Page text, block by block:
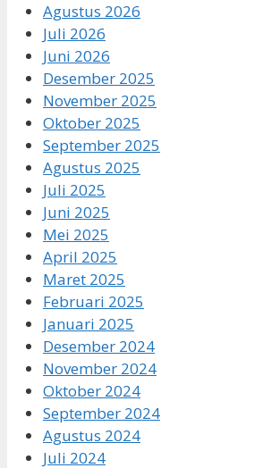
Agustus 2026
Juli 2026
Juni 2026
Desember 2025
November 2025
Oktober 2025
September 2025
Agustus 2025
Juli 2025
Juni 2025
Mei 2025
April 2025
Maret 2025
Februari 2025
Januari 2025
Desember 2024
November 2024
Oktober 2024
September 2024
Agustus 2024
Juli 2024